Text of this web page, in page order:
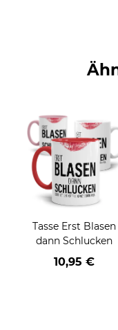
Tasse Erst Blasen
dann Schlucken
10,95 €